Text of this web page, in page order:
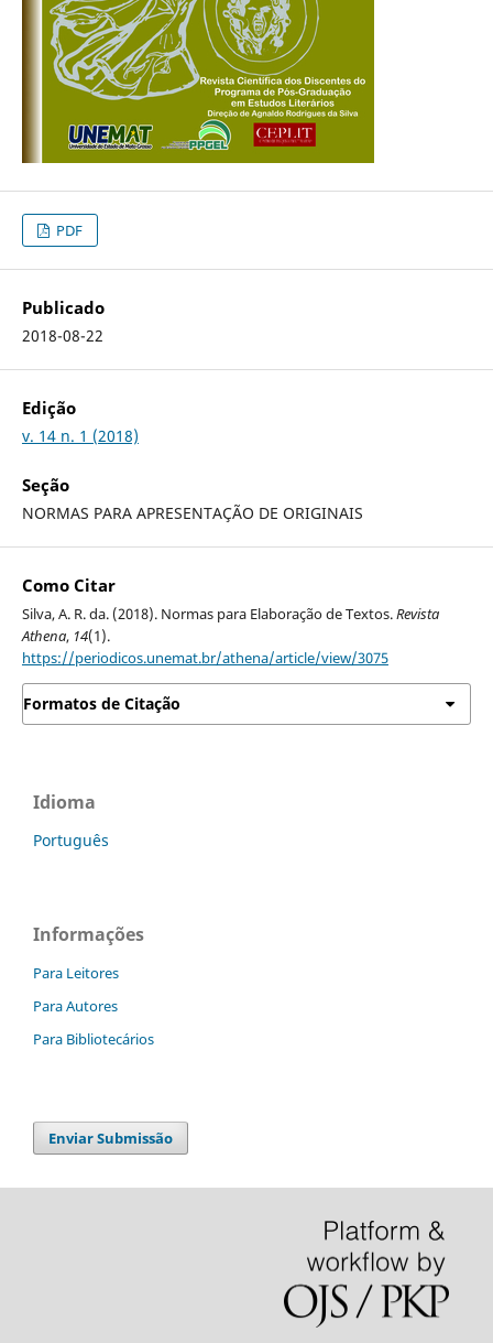
PDF
Publicado
2018-08-22
Edição
v. 14 n. 1 (2018)
Seção
NORMAS PARA APRESENTAÇÃO DE ORIGINAIS
Como Citar
Silva, A. R. da. (2018). Normas para Elaboração de Textos.Revista
Athena, 14(1).
https://periodicos.unemat.br/athena/article/view/3075
Formatos de Citação
Idioma
Português
Informações
Para Leitores
Para Autores
Para Bibliotecários
Enviar Submissão